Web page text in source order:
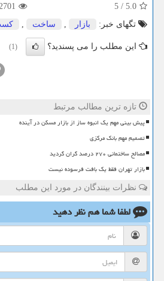
5.0
/
5
تگهای خبر:
بازار , ساخت ,
این مطلب را می پسندید؟ (1)
تازه ترین مطالب مرتبط
پیش بینی مهم یک انبوه ساز از بازار مسکن در آینده
تصمیم مهم بانک مرکزی
مصالح ساختمانی ۲۷۰ درصد گران گردید
بازار تهران فقط یک بافت فرسوده نیست
نظرات بینندگان در مورد این مطلب
لطفا شما همنظر دهید